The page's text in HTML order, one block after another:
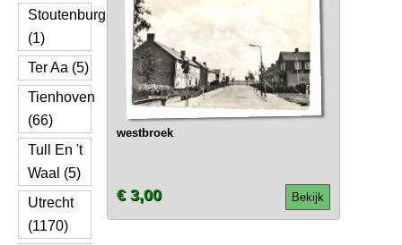
Stoutenburg
(1)
Ter Aa (5)
Tienhoven
(66)
Tull En 't
Waal (5)
Utrecht
(1170)
westbroek
Bekijk
€ 3,00